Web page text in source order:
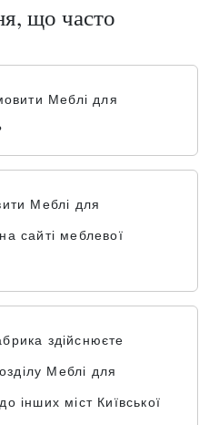
що часто
Меблі для
Меблі для
сайті меблевої
здійснюєте
Меблі для
інших міст Київської